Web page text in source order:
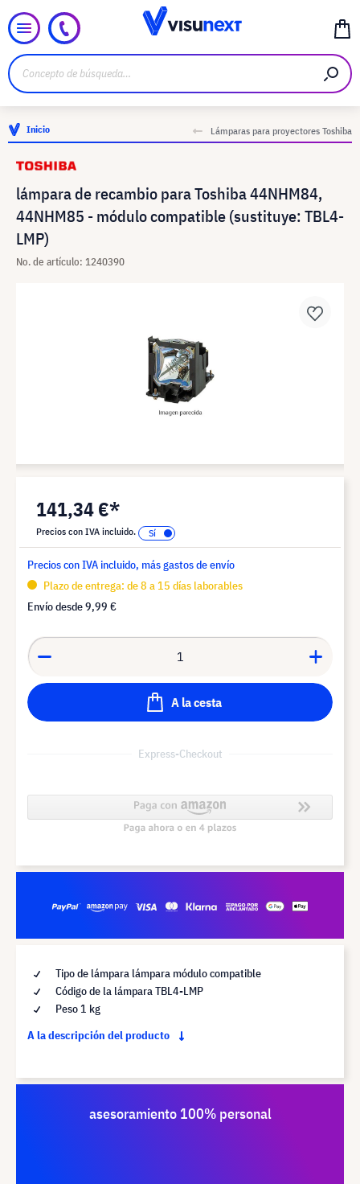
Inicio Lámparas para proyectores Toshiba
lámpara de recambio para Toshiba 44NHM84,
44NHM85 - módulo compatible (sustituye: TBL4-
LMP)
No. de artículo: 1240390
141,34 €*
Precios con IVA incluido.
Precios con IVA incluido, más gastos de envío
Plazo de entrega: de 8 a 15 días laborables
Envío desde9,99 €
A la cesta
Express-Checkout
Tipo de lámpara lámpara módulo compatible
Código de la lámpara TBL4-LMP
Peso 1 kg
A la descripción del producto
asesoramiento 100% personal